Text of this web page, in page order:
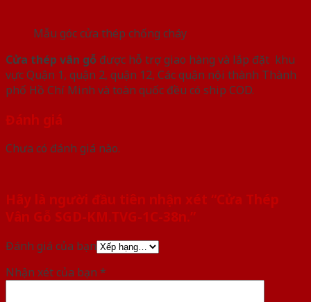
Mẫu góc cửa thép chống cháy
Cửa thép vân gỗ được hỗ trợ giao hàng và lắp đặt khu
vực Quận 1, quận 2, quận 12, Các quận nội thành Thành
phố Hồ Chí Minh và toàn quốc đều có ship COD.
Đánh giá
Chưa có đánh giá nào.
Hãy là người đầu tiên nhận xét “Cửa Thép
Vân Gỗ SGD-KM.TVG-1C-38n.”
Đánh giá của bạn
Nhận xét của bạn *